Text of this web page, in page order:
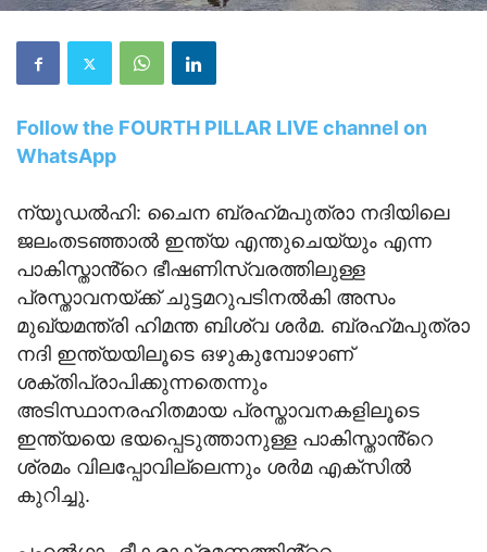
Follow the FOURTH PILLAR LIVE channel on
WhatsApp
ന്യൂഡല്‍ഹി: ചൈന ബ്രഹ്‌മപുത്രാ നദിയിലെ
ജലംതടഞ്ഞാല്‍ ഇന്ത്യ എന്തുചെയ്യും എന്ന
പാകിസ്താൻ്റെ ഭീഷണിസ്വരത്തിലുള്ള
പ്രസ്താവനയ്ക്ക് ചുട്ടമറുപടിനല്‍കി അസം
മുഖ്യമന്ത്രി ഹിമന്ത ബിശ്വ ശര്‍മ. ബ്രഹ്‌മപുത്രാ
നദി ഇന്ത്യയിലൂടെ ഒഴുകുമ്പോഴാണ്
ശക്തിപ്രാപിക്കുന്നതെന്നും
അടിസ്ഥാനരഹിതമായ പ്രസ്താവനകളിലൂടെ
ഇന്ത്യയെ ഭയപ്പെടുത്താനുള്ള പാകിസ്താൻ്റെ
ശ്രമം വിലപ്പോവില്ലെന്നും ശര്‍മ എക്‌സില്‍
കുറിച്ചു.